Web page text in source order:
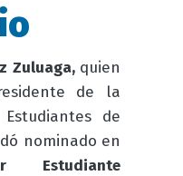
Zuluaga, quien
de la
de
nominado en
Estudiante